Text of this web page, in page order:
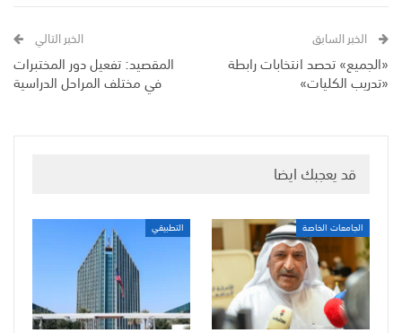
الخبر السابق
«الجميع» تحصد انتخابات رابطة
«تدريب الكليات»
الخبر التالي
المقصيد: تفعيل دور المختبرات
في مختلف المراحل الدراسية
قد يعجبك ايضا
الجامعات الخاصة التطبيقي